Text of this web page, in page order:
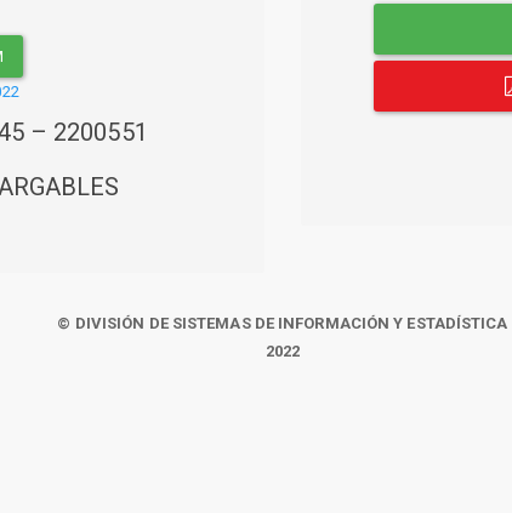
– 2200551
© DIVISIÓN DE SISTEMAS DE INFORMACIÓN Y ESTADÍSTICA
2022